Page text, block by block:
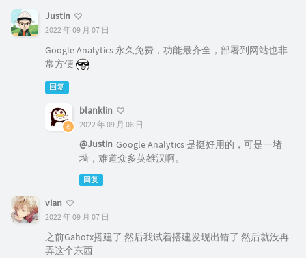
Justin
2022 年 09 月 07 日
Google Analytics 永久免费，功能最齐全，部署到网站也非
常方便
回复
blanklin
2022 年 09 月 08 日
@Justin Google Analytics 是挺好用的，可是一堵
墙，难道众多英雄汉啊。
回复
vian
2022 年 09 月 07 日
之前Gahotx搭建了 然后我试着搭建发现出错了 然后就没再
弄这个东西